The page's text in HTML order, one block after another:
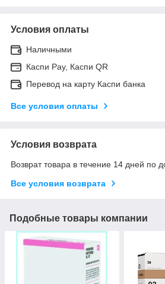
Условия оплаты
Наличными
Каспи Pay, Каспи QR
Перевод на карту Каспи банка
Все условия оплаты
Условия возврата
Возврат товара в течение 14 дней по
Все условия возврата
Подобные товары компании